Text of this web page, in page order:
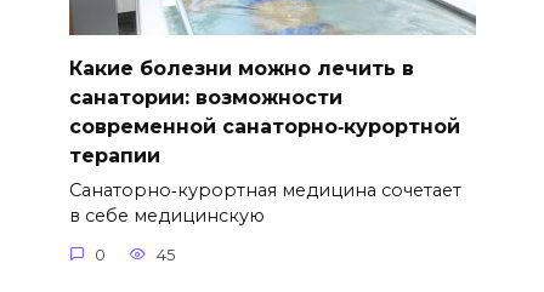
Какие болезни можно лечить в
санатории: возможности
современной санаторно‑курортной
терапии
Санаторно‑курортная медицина сочетает
в себе медицинскую
0 45